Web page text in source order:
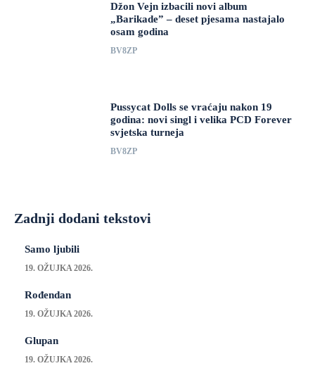
Džon Vejn izbacili novi album
„Barikade” – deset pjesama nastajalo
osam godina
BV8ZP
Pussycat Dolls se vraćaju nakon 19
godina: novi singl i velika PCD Forever
svjetska turneja
BV8ZP
Zadnji dodani tekstovi
Samo ljubili
19. OŽUJKA 2026.
Rođendan
19. OŽUJKA 2026.
Glupan
19. OŽUJKA 2026.